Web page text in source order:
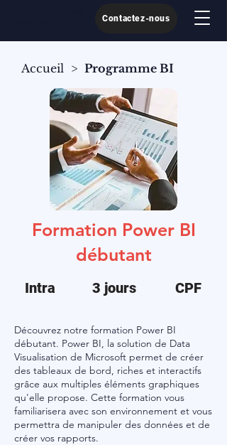
Contactez-nous
Accueil > Programme BI
Formation Power BI
débutant​
Intra 3 jours CPF
Découvrez notre formation Power BI
débutant. Power BI, la solution de Data
Visualisation de Microsoft permet de créer
des tableaux de bord, riches et interactifs
grâce aux multiples éléments graphiques
qu'elle propose. Cette formation vous
familiarisera avec son environnement et vous
permettra de manipuler des données et de
créer vos rapports.